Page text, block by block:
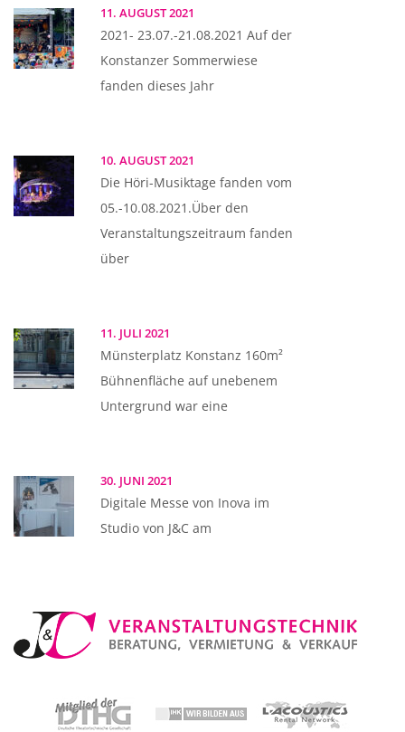
11. AUGUST 2021
2021- 23.07.-21.08.2021 Auf der
Konstanzer Sommerwiese
fanden dieses Jahr
10. AUGUST 2021
Die Höri-Musiktage fanden vom
05.-10.08.2021.Über den
Veranstaltungszeitraum fanden
über
11. JULI 2021
Münsterplatz Konstanz 160m²
Bühnenfläche auf unebenem
Untergrund war eine
30. JUNI 2021
Digitale Messe von Inova im
Studio von J&C am